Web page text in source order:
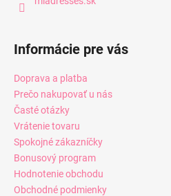
Informácie pre vás
Doprava a platba
Prečo nakupovať u nás
Časté otázky
Vrátenie tovaru
Spokojné zákazníčky
Bonusový program
Hodnotenie obchodu
Obchodné podmienky